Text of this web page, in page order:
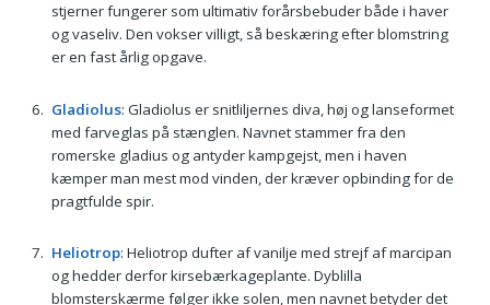
stjerner fungerer som ultimativ forårsbebuder både i haver
og vaseliv. Den vokser villigt, så beskæring efter blomstring
er en fast årlig opgave.
Gladiolus: Gladiolus er snitliljernes diva, høj og lanseformet
med farveglas på stænglen. Navnet stammer fra den
romerske gladius og antyder kampgejst, men i haven
kæmper man mest mod vinden, der kræver opbinding for de
pragtfulde spir.
Heliotrop: Heliotrop dufter af vanilje med strejf af marcipan
og hedder derfor kirsebærkageplante. Dyblilla
blomsterskærme følger ikke solen, men navnet betyder det